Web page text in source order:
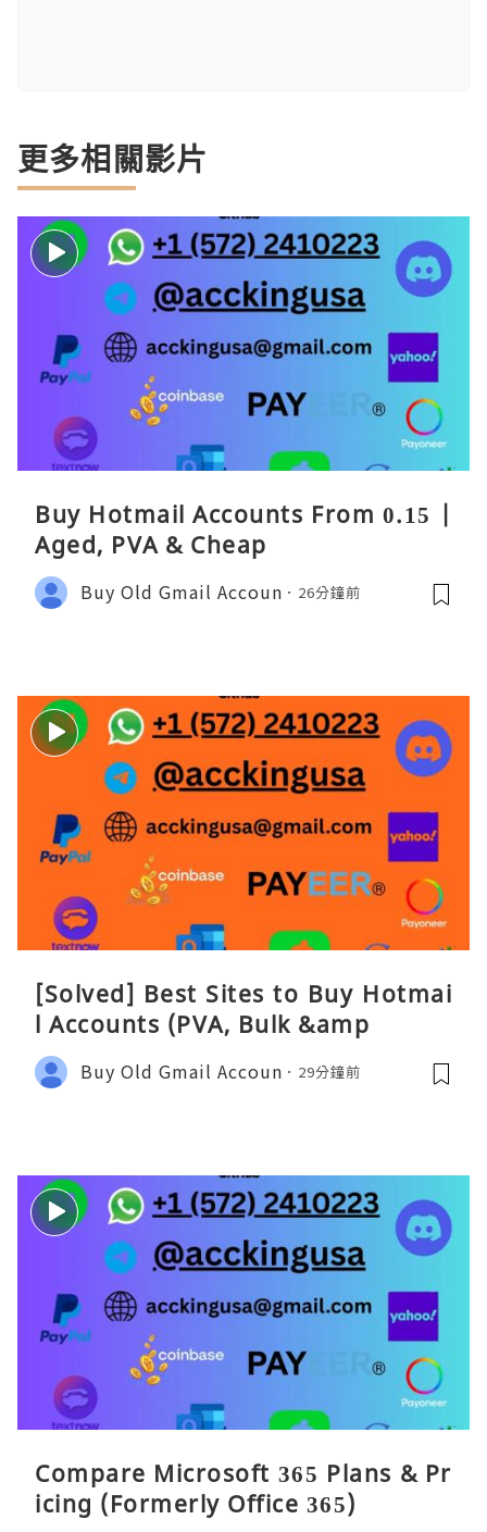
更多相關影片
Buy Hotmail Accounts From 0.15 |
Aged, PVA & Cheap
Buy Old Gmail Accoun 26分鐘前
[Solved] Best Sites to Buy Hotmai
l Accounts (PVA, Bulk &amp
Buy Old Gmail Accoun 29分鐘前
Compare Microsoft 365 Plans & Pr
icing (Formerly Office 365)